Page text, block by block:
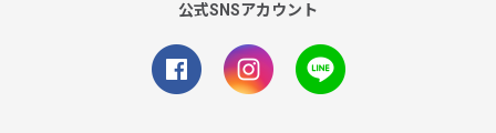
公式SNSアカウント